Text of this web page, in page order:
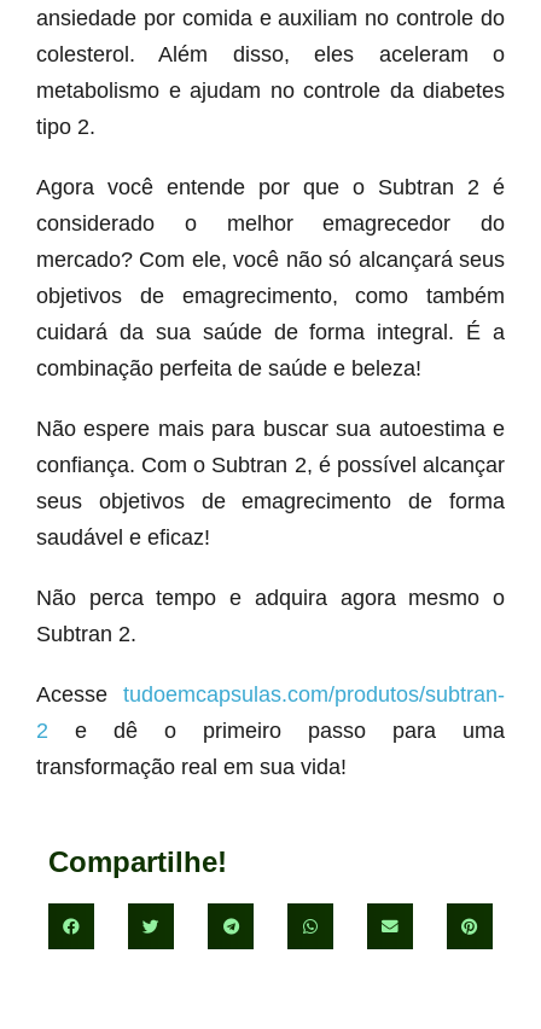
ansiedade por comida e auxiliam no controle do
colesterol. Além disso, eles aceleram o
metabolismo e ajudam no controle da diabetes
tipo 2.
Agora você entende por que o Subtran 2 é
considerado o melhor emagrecedor do
mercado? Com ele, você não só alcançará seus
objetivos de emagrecimento, como também
cuidará da sua saúde de forma integral. É a
combinação perfeita de saúde e beleza!
Não espere mais para buscar sua autoestima e
confiança. Com o Subtran 2, é possível alcançar
seus objetivos de emagrecimento de forma
saudável e eficaz!
Não perca tempo e adquira agora mesmo o
Subtran 2.
Acesse tudoemcapsulas.com/produtos/subtran-
2 e dê o primeiro passo para uma
transformação real em sua vida!
Compartilhe!